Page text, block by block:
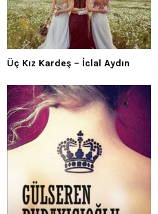
Üç Kız Kardeş – İclal Aydın